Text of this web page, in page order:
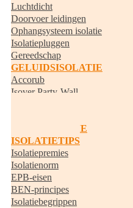
Luchtdicht
Doorvoer leidingen
Ophangsysteem isolatie
Isolatiepluggen
Gereedschap
GELUIDSISOLATIE
Accorub
Isover Party-Wall
RANDISOLATIE
ISOLATIETIPS
Isolatiepremies
Isolatienorm
EPB-eisen
BEN-principes
Isolatiebegrippen